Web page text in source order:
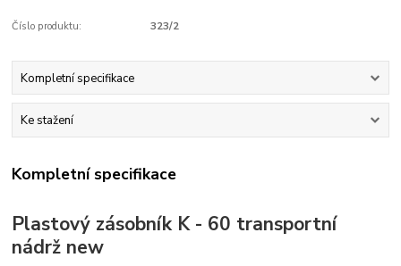
Číslo produktu: 323/2
Kompletní specifikace
Ke stažení
Kompletní specifikace
Plastový zásobník K - 60 transportní
nádrž new